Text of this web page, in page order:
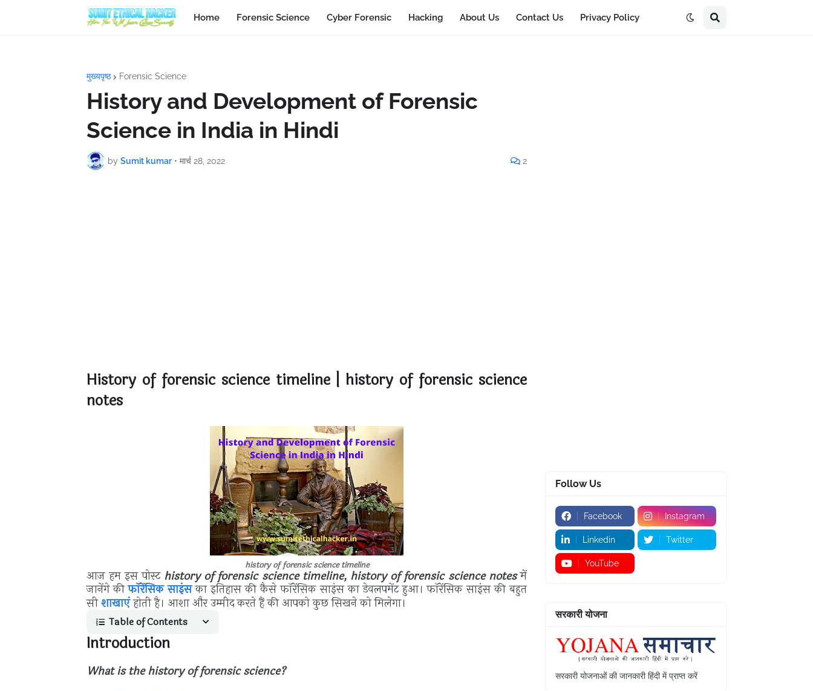
Home Forensic Science Cyber Forensic Hacking About Us Contact Us Privacy Policy
मुख्यपृष्ठ Forensic Science
History and Development of Forensic
Science in India in Hindi
by Sumit kumar • मार्च 28, 2022 2
History of forensic science timeline | history of forensic science
notes
history of forensic science timeline
आज हम इस पोस्ट history of forensic science timeline, history of forensic science notesमें
जानेंगे कीफॉरेंसिक साइंसका इतिहास की कैसे फॉरेंसिक साइंस का डेवलपमेंट हुआ।फॉरेंसिक साइंस की बहुत
सीशाखाएंहोती है। आशा और उम्मीद करते हैं की आपको कुछ सिखने को मिलेगा।
Table of Contents
Introduction
What is the history of forensic science?
Follow Us
Facebook Instagram
Linkedin Twitter
YouTube
सरकारी योजना
सरकारी योजनाओं की जानकारी हिंदी में प्राप्त करें